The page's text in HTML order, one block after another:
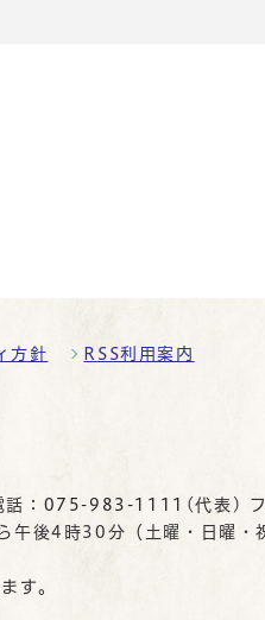
方針 RSS利用案内
： 075-983-1111
(代表)
後4時30分（土曜・日曜・
す。